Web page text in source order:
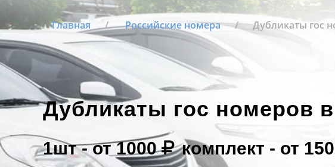
Главная Российские номера Дубликаты гос
Дубликаты гос номеров
1шт -от 1000 комплект - от